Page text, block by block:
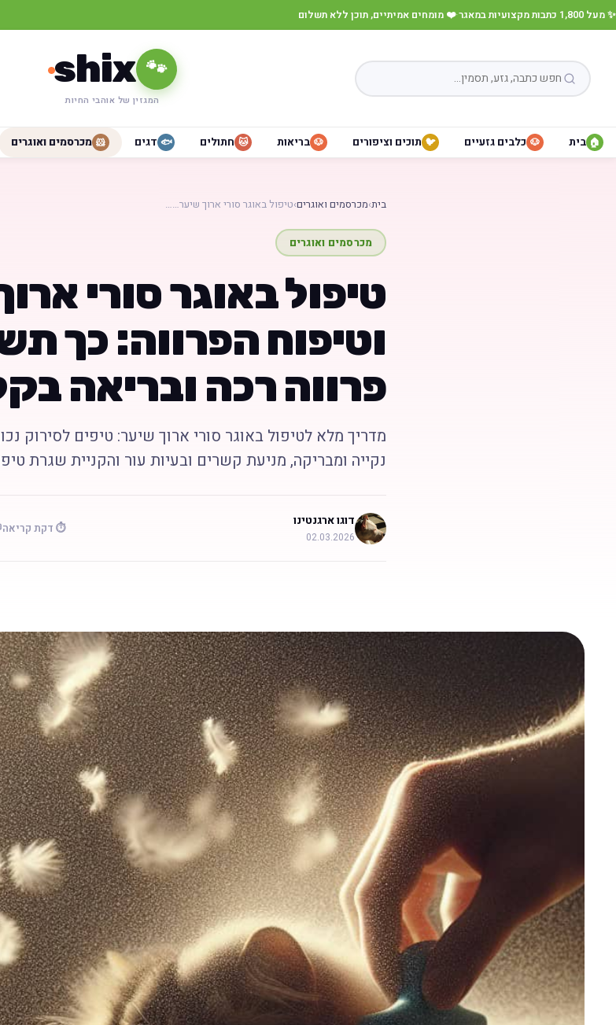
✨ מעל 1,800 כתבות מקצועיות במאגר ·❤️ מומחים אמיתיים, תוכן ללא תשלום
🐾
shix
המגזין של אוהבי החיות
🏠 בית 🐶 כלבים גזעיים 🐦 תוכים וציפורים 🐶 בריאות 🐱 חתולים 🐟 דגים 🐹 מכרסמים ואוגרים
בית›מכרסמים ואוגרים›טיפול באוגר סורי ארוך שיער……
מכרסמים ואוגרים
טיפול באוגר סורי
וטיפוח הפרווה: כך
פרווה רכה ובריאה
מדריך מלא לטיפול באוגר סורי ארוך שיער: טיפים לסירוק
נקייה ומבריקה, מניעת קשרים ובעיות עור והקניית שגרת
דוגו ארגנטינו
02.03.2026
⏱️ דקת קריאה